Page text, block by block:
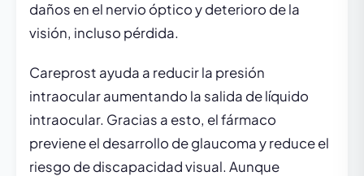
daños en el nervio óptico y deterioro de la
visión, incluso pérdida.
Careprost ayuda a reducir la presión
intraocular aumentando la salida de líquido
intraocular. Gracias a esto, el fármaco
previene el desarrollo de glaucoma y reduce el
riesgo de discapacidad visual. Aunque